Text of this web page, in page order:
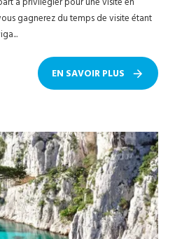
gagnerez du temps de visite étant
EN SAVOIR PLUS